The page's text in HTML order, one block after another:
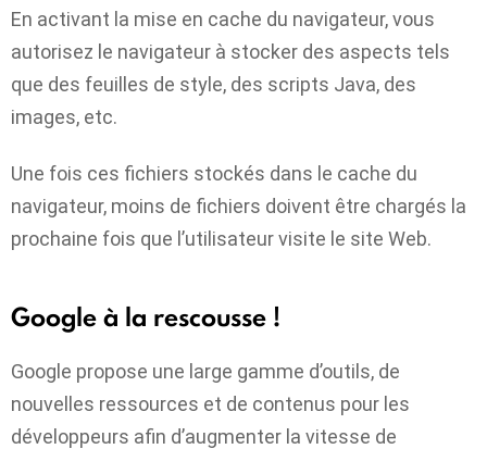
En activant la mise en cache du navigateur, vous
autorisez le navigateur à stocker des aspects tels
que des feuilles de style, des scripts Java, des
images, etc.
Une fois ces fichiers stockés dans le cache du
navigateur, moins de fichiers doivent être chargés la
prochaine fois que l’utilisateur visite le site Web.
Google à la rescousse !
Google propose une large gamme d’outils, de
nouvelles ressources et de contenus pour les
développeurs afin d’augmenter la vitesse de